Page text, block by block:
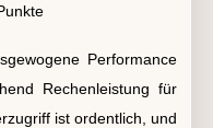
Performance
Rechenleistung für
ist ordentlich, und